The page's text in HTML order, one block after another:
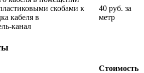
скобами к
кабеля в
канал
40 руб. за
метр
Стоимость